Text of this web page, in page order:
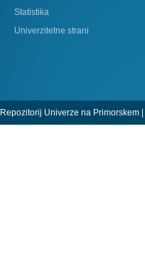
Statistika
Univerzitetne strani
Repozitorij Univerze na Primorskem |